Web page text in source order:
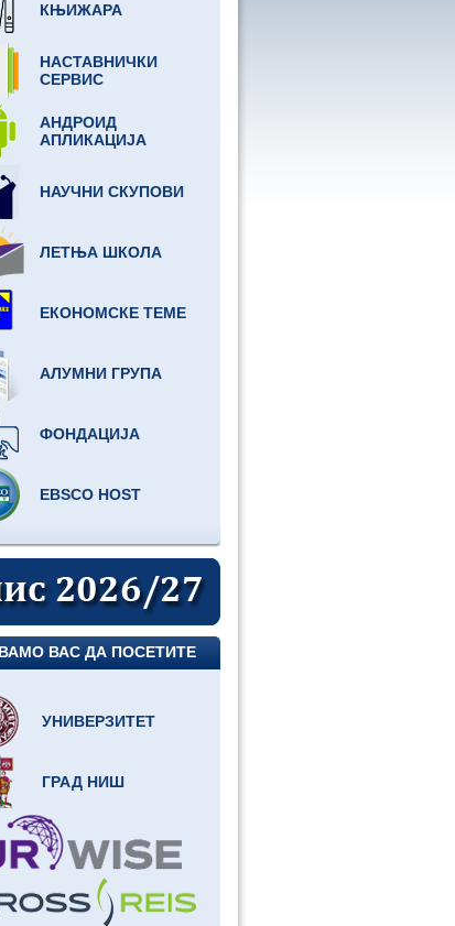
КЊИЖАРА
НАСТАВНИЧКИ
СЕРВИС
АНДРОИД
АПЛИКАЦИЈА
НАУЧНИ СКУПОВИ
ЛЕТЊА ШКОЛА
ЕКОНОМСКЕ ТЕМЕ
АЛУМНИ ГРУПА
ФОНДАЦИЈА
EBSCO HOST
ВАС ДА ПОСЕТИТЕ
УНИВЕРЗИТЕТ
ГРАД НИШ